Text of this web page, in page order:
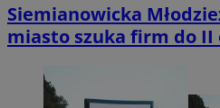
Siemianowicka
miasto szuka firm do II